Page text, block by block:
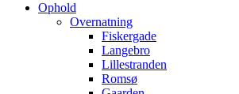
Ophold
Overnatning
Fiskergade
Langebro
Lillestranden
Romsø